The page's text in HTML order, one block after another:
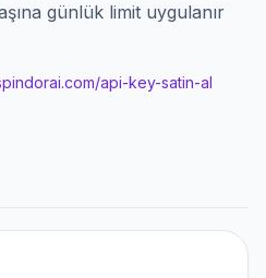
günlük limit uygulanır
/api-key-satin-al